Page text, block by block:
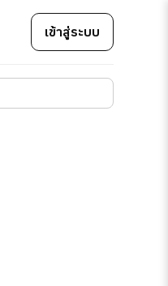
เข้าสู่ระบบ